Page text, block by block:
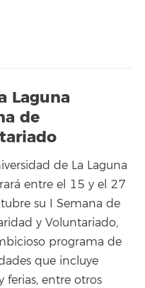
Laguna
de
de La Laguna
entre el 15 y el 27
su I Semana de
y Voluntariado,
programa de
que incluye
ferias, entre otros